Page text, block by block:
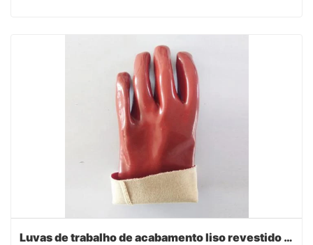
Luvas de trabalho de acabamento liso revestido de pvc vermelho escuro